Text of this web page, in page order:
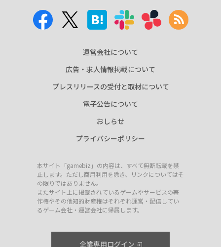
運営会社について
広告・求人情報掲載について
プレスリリースの受付と取材について
電子公告について
おしらせ
プライバシーポリシー
本サイト「gamebiz」の内容は、すべて無断転載を禁
止します。ただし商用利用を除き、リンクについてはそ
の限りではありません。
またサイト上に掲載されているゲームやサービスの著
作権やその他知的財産権はそれぞれ運営・配信してい
るゲーム会社・運営会社に帰属します。
企業専用ログイン